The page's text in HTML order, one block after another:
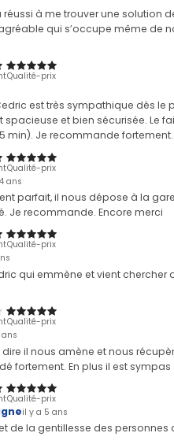
à me trouver une solution
qui s’occupe même de
Qualité-prix
est très sympathique dès
spacieuse et bien sécurisée. Le
min). Je recommande
Qualité-prix
ans
parfait, il nous dépose à la
Je recommande. Encore merci
Qualité-prix
qui emmène et vient chercher
Qualité-prix
dire il nous amène et nous
fortement. En plus il est sympas
Qualité-prix
il y a 5 ans
de la gentillesse des